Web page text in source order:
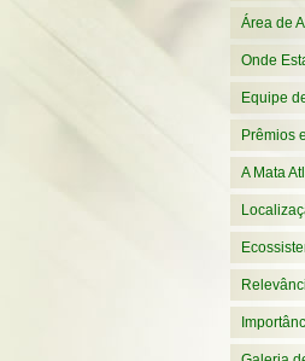
Área de
Onde
Equipe
Prêmios
A Mata